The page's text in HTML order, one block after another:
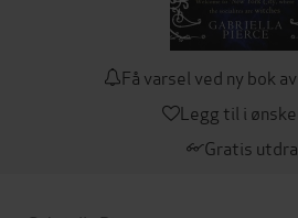
Få varsel ved ny bok
Legg til i
Gratis